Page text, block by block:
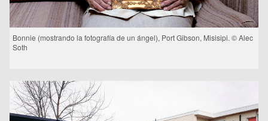
Bonnie (mostrando la fotografía de un ángel), Port Gibson, Misisipi. © Alec
Soth